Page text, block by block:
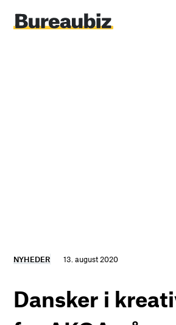
indhold
NYHEDER 13. august 2020
Dansker i